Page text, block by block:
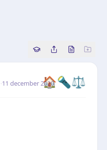
Copy source
Share this
Bekijk
🏠🔦⚖️
·11 december 2020